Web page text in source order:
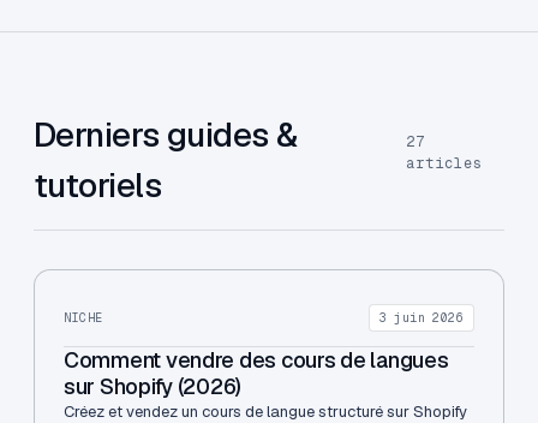
Derniers guides &
tutoriels
27
articles
NICHE 3 juin 2026
Comment vendre des cours de langues
sur Shopify (2026)
Créez et vendez un cours de langue structuré sur Shopify